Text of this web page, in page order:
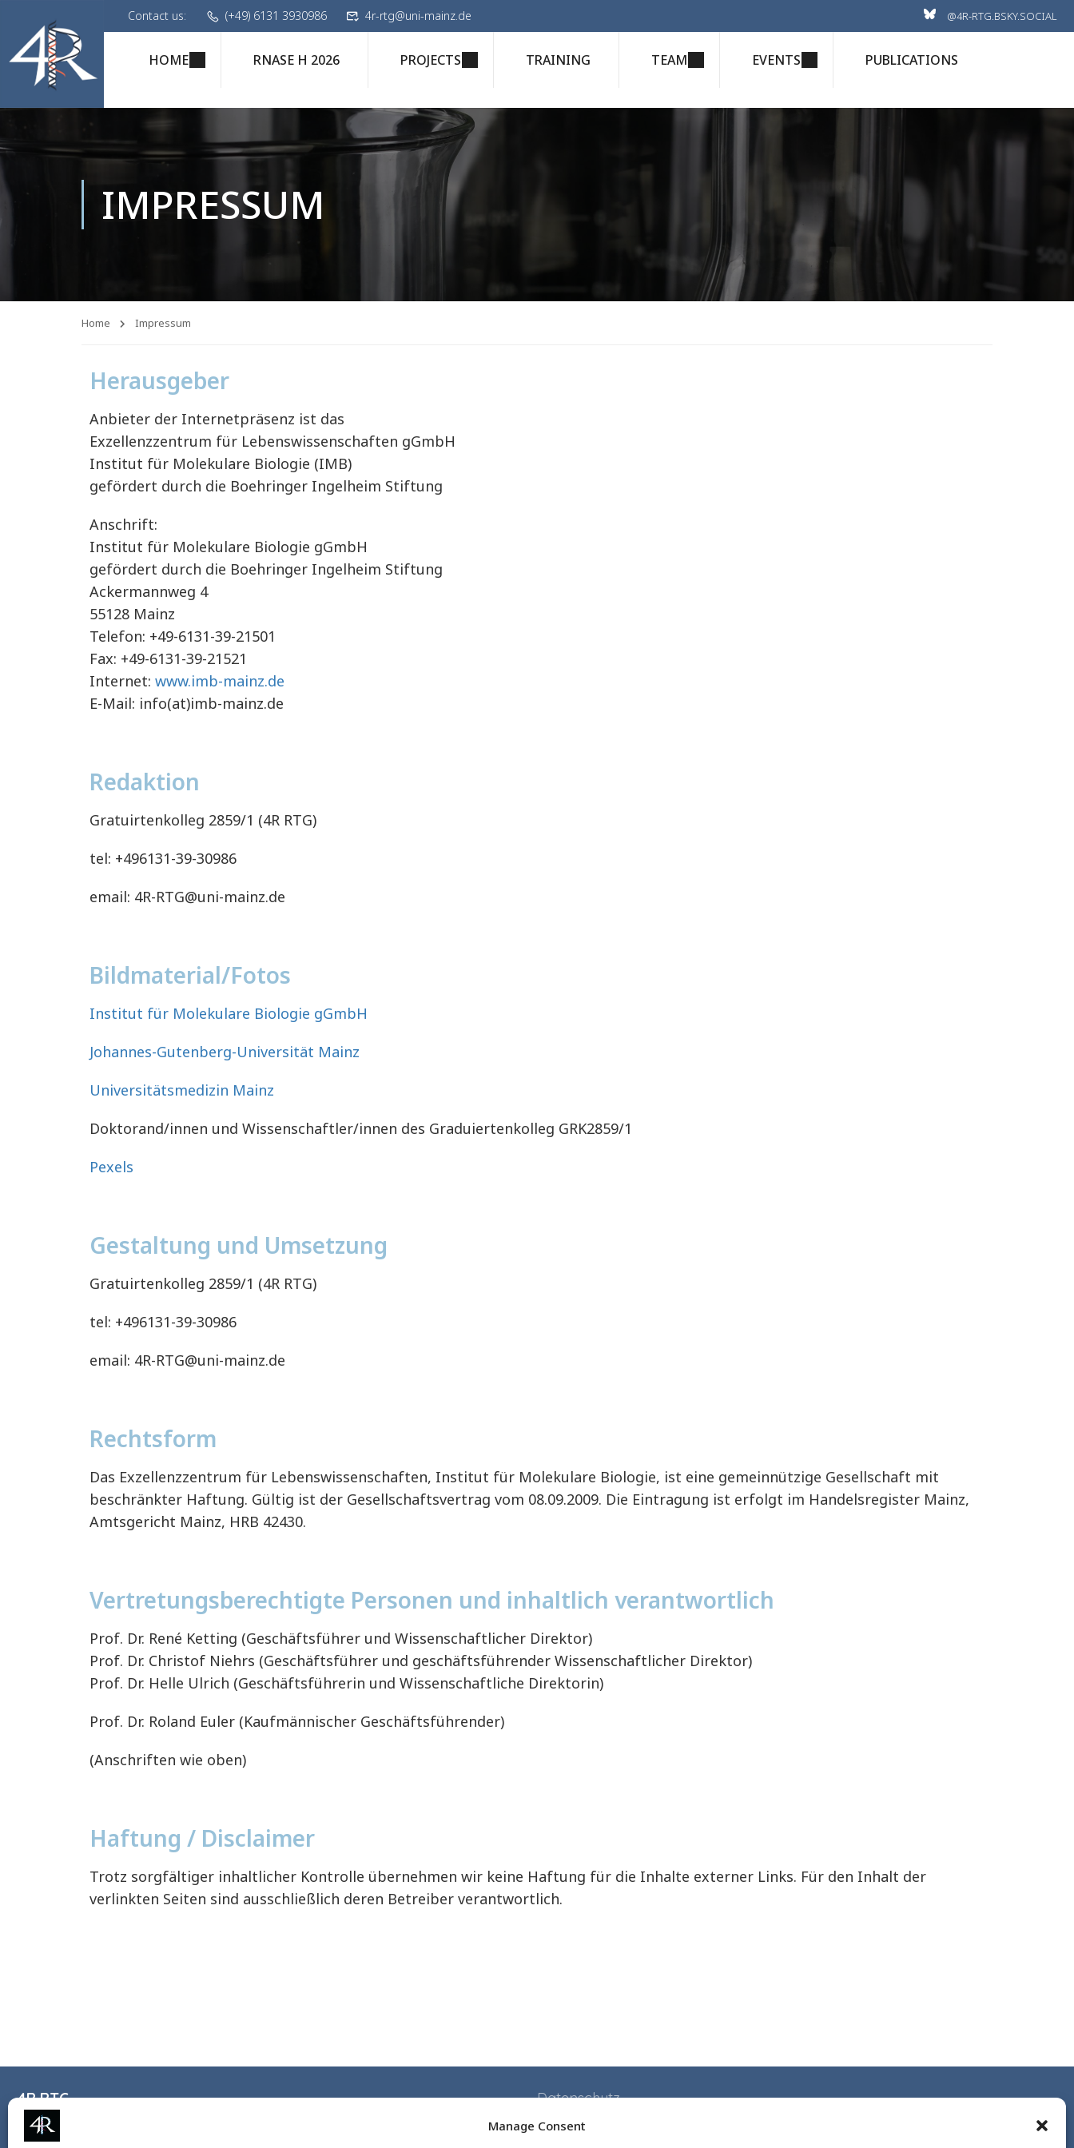
Manage Consent
Contact us: (+49) 6131 3930986 4r-rtg@uni-mainz.de @4R-RTG.BSKY.SOCIAL
HOME RNASE H 2026 PROJECTS TRAINING TEAM EVENTS PUBLICATIONS
IMPRESSUM
Home Impressum
Herausgeber
Anbieter der Internetpräsenz ist das
Exzellenzzentrum für Lebenswissenschaften gGmbH
Institut für Molekulare Biologie (IMB)
gefördert durch die Boehringer Ingelheim Stiftung
Anschrift:
Institut für Molekulare Biologie gGmbH
gefördert durch die Boehringer Ingelheim Stiftung
Ackermannweg 4
55128 Mainz
Telefon: +49-6131-39-21501
Fax: +49-6131-39-21521
Internet: www.imb-mainz.de
E-Mail: info(at)imb-mainz.de
Redaktion
Gratuirtenkolleg 2859/1 (4R RTG)
tel: +496131-39-30986
email: 4R-RTG@uni-mainz.de
Bildmaterial/Fotos
Institut für Molekulare Biologie gGmbH
Johannes-Gutenberg-Universität Mainz
Universitätsmedizin Mainz
Doktorand/innen und Wissenschaftler/innen des Graduiertenkolleg GRK2859/1
Pexels
Gestaltung und Umsetzung
Gratuirtenkolleg 2859/1 (4R RTG)
tel: +496131-39-30986
email: 4R-RTG@uni-mainz.de
Rechtsform
Das Exzellenzzentrum für Lebenswissenschaften, Institut für Molekulare Biologie, ist eine gemeinnützige Gesellschaft mit
beschränkter Haftung. Gültig ist der Gesellschaftsvertrag vom 08.09.2009. Die Eintragung ist erfolgt im Handelsregister Mainz,
Amtsgericht Mainz, HRB 42430.
Vertretungsberechtigte Personen und inhaltlich verantwortlich
Prof. Dr. René Ketting (Geschäftsführer und Wissenschaftlicher Direktor)
Prof. Dr. Christof Niehrs (Geschäftsführer und geschäftsführender Wissenschaftlicher Direktor)
Prof. Dr. Helle Ulrich (Geschäftsführerin und Wissenschaftliche Direktorin)
Prof. Dr. Roland Euler (Kaufmännischer Geschäftsführender)
(Anschriften wie oben)
Haftung / Disclaimer
Trotz sorgfältiger inhaltlicher Kontrolle übernehmen wir keine Haftung für die Inhalte externer Links. Für den Inhalt der
verlinkten Seiten sind ausschließlich deren Betreiber verantwortlich.
4R RTG
+49 6131 3930986
Datenschutz
Impressum